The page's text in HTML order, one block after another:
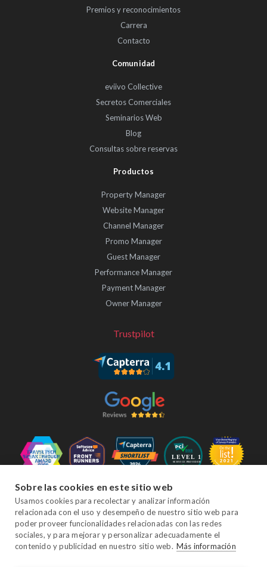
Premios y reconocimientos
Carrera
Contacto
Comunidad
eviivo Collective
Secretos Comerciales
Seminarios Web
Blog
Consultas sobre reservas
Productos
Property Manager
Website Manager
Channel Manager
Promo Manager
Guest Manager
Performance Manager
Payment Manager
Owner Manager
Trustpilot
FacebookTwitter YouTube InstagramLinkedIn
Sobre las cookies en este sitio web
Usamos cookies para recolectar y analizar información
relacionada con el uso y desempeño de nuestro sitio web para
poder proveer funcionalidades relacionadas con las redes
sociales, y para mejorar y personalizar adecuadamente el
contenido y publicidad en nuestro sitio web. Más información